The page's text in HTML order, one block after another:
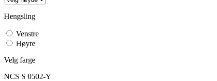
Hengsling
Venstre
Høyre
Velg farge
NCS S 0502-Y